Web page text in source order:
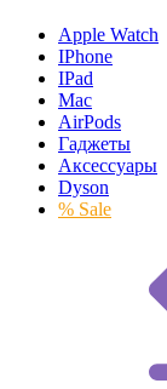
Apple Watch
IPhone
IPad
Mac
AirPods
Гаджеты
Аксессуары
Dyson
% Sale